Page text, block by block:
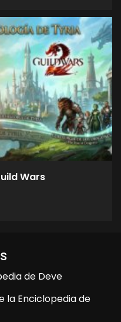
Wars
de Deve
la Enciclopedia de